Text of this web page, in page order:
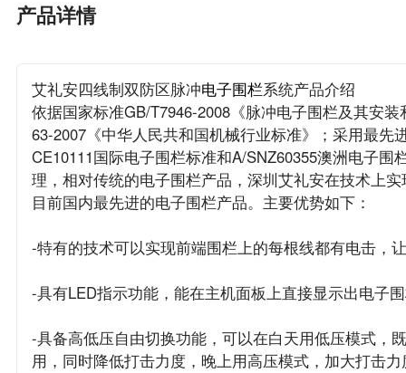
产品详情
艾礼安四线制双防区脉冲电子围栏系统产品介绍
依据国家标准GB/T7946-2008《脉冲电子围栏及其安
63-2007《中华人民共和国机械行业标准》；采用最先
CE10111国际电子围栏标准和A/SNZ60355澳洲电子围
理，相对传统的电子围栏产品，深圳艾礼安在技术上
目前国内最先进的电子围栏产品。主要优势如下：
-特有的技术可以实现前端围栏上的每根线都有电击，
-具有LED指示功能，能在主机面板上直接显示出电子
-具备高低压自由切换功能，可以在白天用低压模式，
用，同时降低打击力度，晚上用高压模式，加大打击力